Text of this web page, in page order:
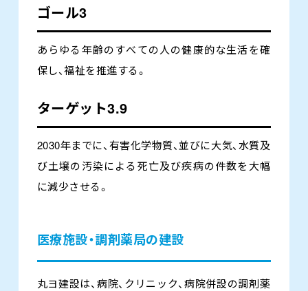
ゴール3
あらゆる年齢のすべての人の健康的な生活を確
保し、福祉を推進する。
ターゲット3.9
2030年までに、有害化学物質、並びに大気、水質及
び土壌の汚染による死亡及び疾病の件数を大幅
に減少させる。
医療施設・調剤薬局の建設
丸ヨ建設は、病院、クリニック、病院併設の調剤薬